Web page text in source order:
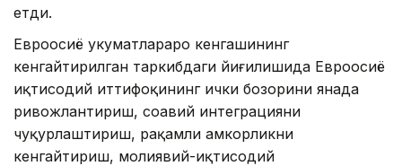
етди.
Евроосиё ҳукуматлараро кенгашининг
кенгайтирилган таркибдаги йиғилишида Евроосиё
иқтисодий иттифоқининг ички бозорини янада
ривожлантириш, соҳавий интеграцияни
чуқурлаштириш, рақамли ҳамкорликни
кенгайтириш, молиявий-иқтисодий